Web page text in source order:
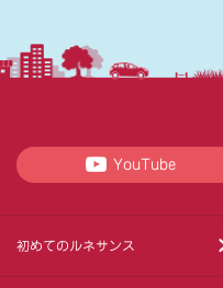
YouTube
初めてのルネサンス